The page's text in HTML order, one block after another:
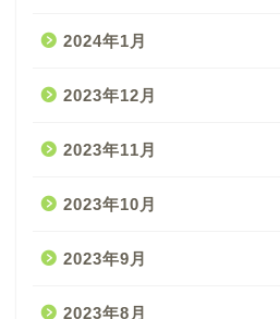
2024年1月
2023年12月
2023年11月
2023年10月
2023年9月
2023年8月